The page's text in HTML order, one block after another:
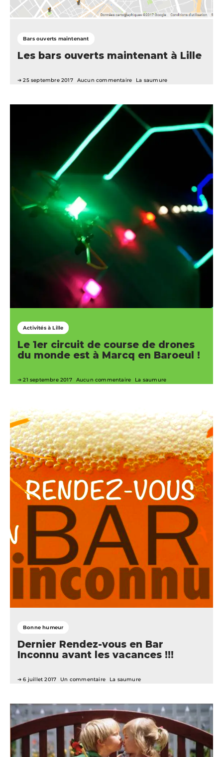
Bars ouverts maintenant
Les bars ouverts maintenant à Lille
25 septembre 2017 Aucun commentaire La saumure
Activités à Lille
Le 1er circuit de course de drones
du monde est à Marcq en Baroeul !
21 septembre 2017 Aucun commentaire La saumure
Bonne humeur
Dernier Rendez-vous en Bar
Inconnu avant les vacances !!!
6 juillet 2017 Un commentaire La saumure